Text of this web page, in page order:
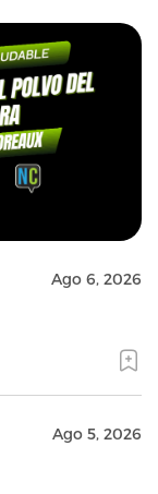
Ago 6, 2026
Ago 5, 2026